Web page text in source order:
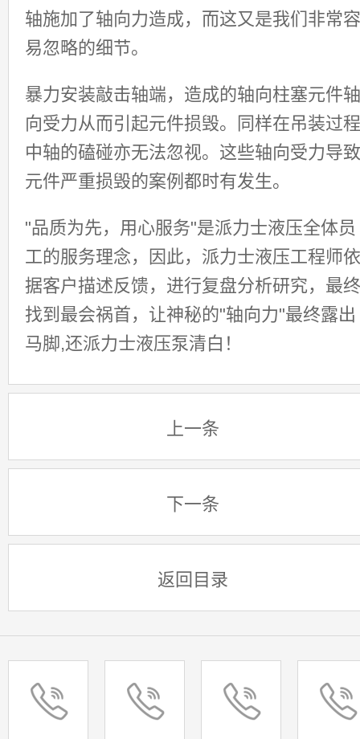
轴施加了轴向力造成，而这又是我们非常容
易忽略的细节。
暴力安装敲击轴端，造成的轴向柱塞元件轴
向受力从而引起元件损毁。同样在吊装过程
中轴的磕碰亦无法忽视。这些轴向受力导致
元件严重损毁的案例都时有发生。
"品质为先，用心服务"是派力士液压全体员
工的服务理念，因此，派力士液压工程师依
据客户描述反馈，进行复盘分析研究，最终
找到最会祸首，让神秘的"轴向力"最终露出
马脚,还派力士液压泵清白！
上一条
下一条
返回目录